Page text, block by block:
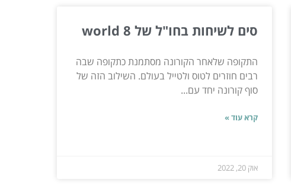
סים לשיחות בחו"ל של world 8
התקופה שלאחר הקורונה מסתמנת כתקופה שבה
רבים חוזרים לטוס ולטייל בעולם. השילוב הזה של
סוף קורונה יחד עם...
קרא עוד »
אוק 20, 2022